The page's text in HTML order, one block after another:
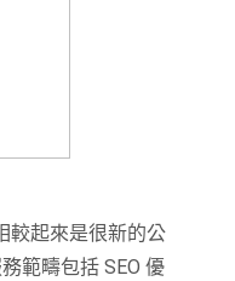
較起來是很新的公
範疇包括 SEO 優